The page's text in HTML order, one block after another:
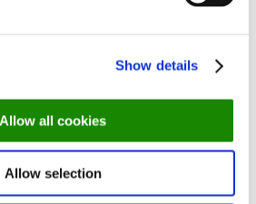
Show details
Allow all cookies
Allow selection
vil spille midsommervisen.
Chr. IX vej 2, 5600 Faaborg
fra kl. 20.00
Pakhus